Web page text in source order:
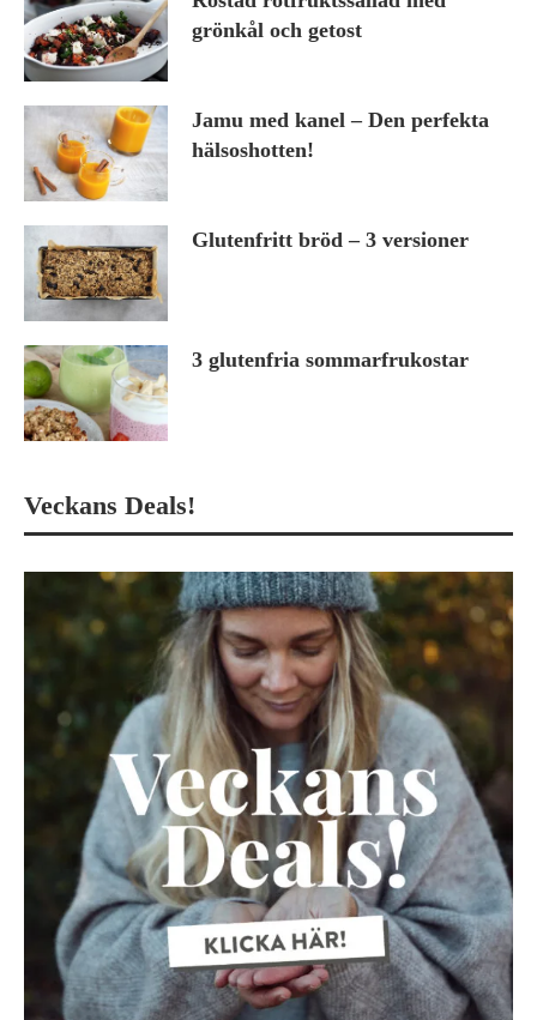
grönkål och getost
Jamu med kanel – Den perfekta
hälsoshotten!
Glutenfritt bröd – 3 versioner
3 glutenfria sommarfrukostar
Veckans Deals!